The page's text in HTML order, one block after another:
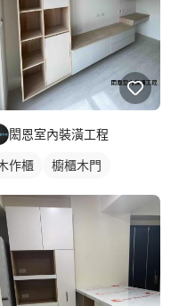
閎恩室內裝潢工程
作櫃 櫥櫃木門